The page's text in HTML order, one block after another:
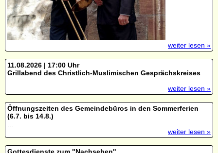
weiter lesen »
11.08.2026 | 17:00 Uhr
Grillabend des Christlich-Muslimischen Gesprächskreises
weiter lesen »
Öffnungszeiten des Gemeindebüros in den Sommerferien
(6.7. bis 14.8.)
weiter lesen »
Gottesdienste zum "Nachsehen"